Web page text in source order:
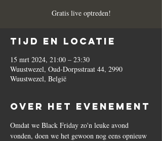
Gratis live optreden!
Tijd en locatie
15 mrt 2024, 21:00 – 23:30
Wuustwezel, Oud-Dorpsstraat 44, 2990
Wuustwezel, België
Over het evenement
Omdat we Black Friday zo'n leuke avond
vonden, doen we het gewoon nog eens opnieuw